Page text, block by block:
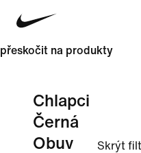
přeskočit na produkty
Chlapci
Černá
Obuv
Skrýt